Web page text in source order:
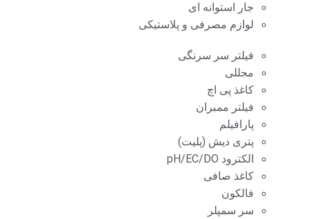
جار استوانه ای
لوازم مصرفی و پلاستیکی
فیلتر سر سرنگی
مجللی
کاغذ پی اچ
فیلتر ممبران
پارافیلم
پتری دیش (پلیت)
الکترود pH/EC/DO
کاغذ صافی
فالکون
سر سمپلر